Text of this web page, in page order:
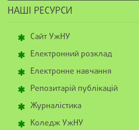
НАШІ РЕСУРСИ
Сайт УжНУ
Електронний розклад
Електронне навчання
Репозитарій публікацій
Журналістика
Коледж УжНУ